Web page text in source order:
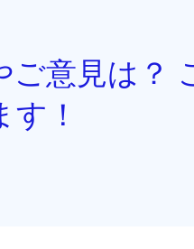
ご意見は？
す！